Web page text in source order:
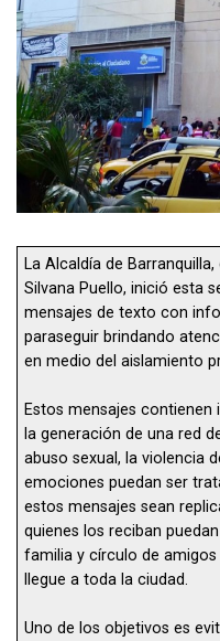
La Alcaldía de
Silvana Puello, inició esta
mensajes de texto con
paraseguir brindando
en medio del aislamiento
Estos mensajes
la generación de una red
abuso sexual, la violencia
emociones puedan ser
estos mensajes sean
quienes los reciban
familia y círculo de
llegue a toda la ciudad.
Uno de los objetivos es